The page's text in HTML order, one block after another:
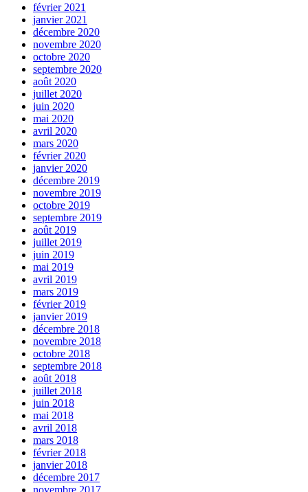
février 2021
janvier 2021
décembre 2020
novembre 2020
octobre 2020
septembre 2020
août 2020
juillet 2020
juin 2020
mai 2020
avril 2020
mars 2020
février 2020
janvier 2020
décembre 2019
novembre 2019
octobre 2019
septembre 2019
août 2019
juillet 2019
juin 2019
mai 2019
avril 2019
mars 2019
février 2019
janvier 2019
décembre 2018
novembre 2018
octobre 2018
septembre 2018
août 2018
juillet 2018
juin 2018
mai 2018
avril 2018
mars 2018
février 2018
janvier 2018
décembre 2017
novembre 2017